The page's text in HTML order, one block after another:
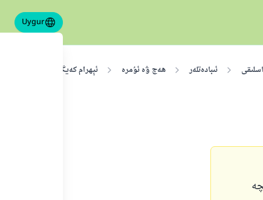
Uygur
ئىبادەتلەر ھەج ۋە ئۇمرە ئېھرام كەيگەندىن كېيىن